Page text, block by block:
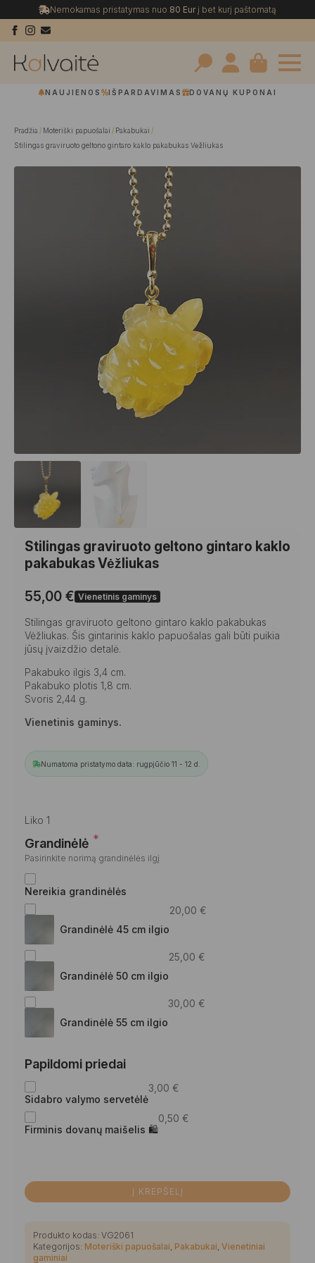
Nemokamas pristatymas nuo 80 Eurį bet kurį paštomatą
Search
NAUJIENOS IŠPARDAVIMAS DOVANŲ KUPONAI
Pradžia Moteriški papuošalai
Pakabukai
Stilingas graviruoto geltono gintaro kaklo pakabukas Vėžliukas
Stilingas graviruoto geltono gintaro kaklo
pakabukas Vėžliukas
55,00 € Vienetinis gaminys
Stilingas graviruoto geltono gintaro kaklo pakabukas
Vėžliukas. Šis gintarinis kaklo papuošalas gali būti puikia
jūsų įvaizdžio detalė.
Pakabuko ilgis 3,4 cm.
Pakabuko plotis 1,8 cm.
Svoris 2,44 g.
Vienetinis gaminys.
Numatoma pristatymo data: rugpjūčio 11 - 12 d.
Liko 1
Grandinėlė *
Pasirinkite norimą grandinėlės ilgį
Nereikia grandinėlės
Grandinėlė 45 cm ilgio
20,00 €
Grandinėlė 50 cm ilgio
25,00 €
Grandinėlė 55 cm ilgio
30,00 €
Papildomi priedai
Sidabro valymo servetėlė
3,00 €
Firminis dovanų maišelis 🛍
0,50 €
Į KREPŠELĮ
Produkto kodas: VG2061
Kategorijos: Moteriški papuošalai Pakabukai Vienetiniai
gaminiai